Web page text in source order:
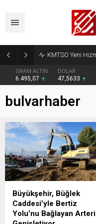
GRAM ALTIN
6.495,07
DOLAR
47,5633
bulvarhaber
Büyükşehir, Büğlek
Caddesi’yle Bertiz
Yolu’nu Bağlayan Arteri